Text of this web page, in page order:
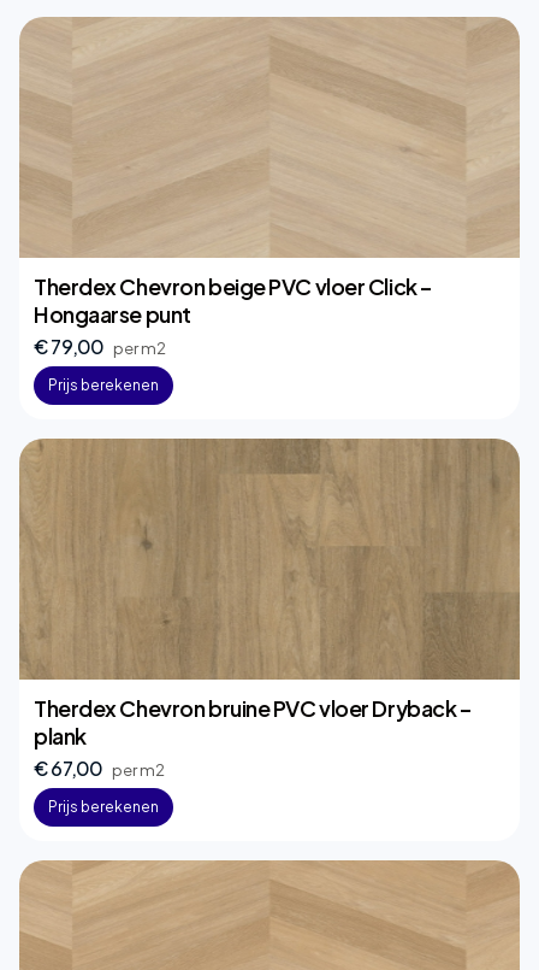
Therdex Chevron beige PVC vloer Click –
Hongaarse punt
€ 79,00 per m2
Prijs berekenen
Therdex Chevron bruine PVC vloer Dryback –
plank
€ 67,00 per m2
Prijs berekenen